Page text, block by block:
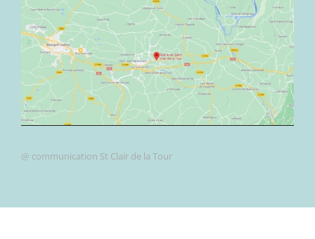
@ communication St Clair de la Tour